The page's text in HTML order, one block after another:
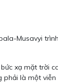
Musavyi
xạ mặt trời
phải là một